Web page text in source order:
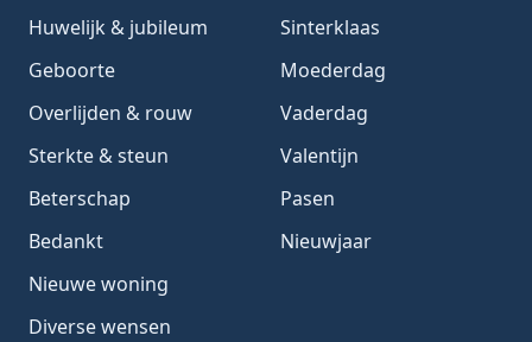
Huwelijk & jubileum
Geboorte
Overlijden & rouw
Sterkte & steun
Beterschap
Bedankt
Nieuwe woning
Diverse wensen
Sinterklaas
Moederdag
Vaderdag
Valentijn
Pasen
Nieuwjaar